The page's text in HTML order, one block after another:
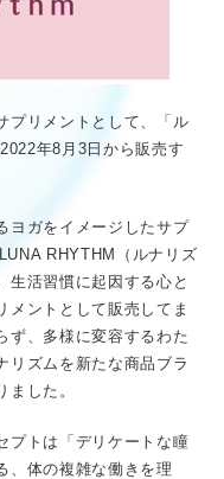
プリメントとして、「ル
年8月3日から販売す
ヨガをイメージしたサプ
RHYTHM（ルナリズ
生活習慣に起因する心と
メントとして販売してま
ず、多様に変容するわた
リズムを新たな商品ブラ
した。
プトは「デリケートな瞳
、体の複雑な働きを理